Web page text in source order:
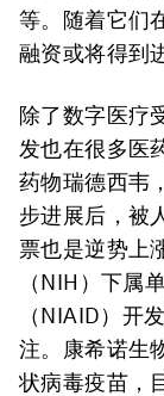
等。随着它们
融资或将得到
除了数字医疗
发也在很多医
药物瑞德西韦
步进展后，被
票也是逆势上
（NIH）下属
（NIAID）开
注。康希诺生
状病毒疫苗，